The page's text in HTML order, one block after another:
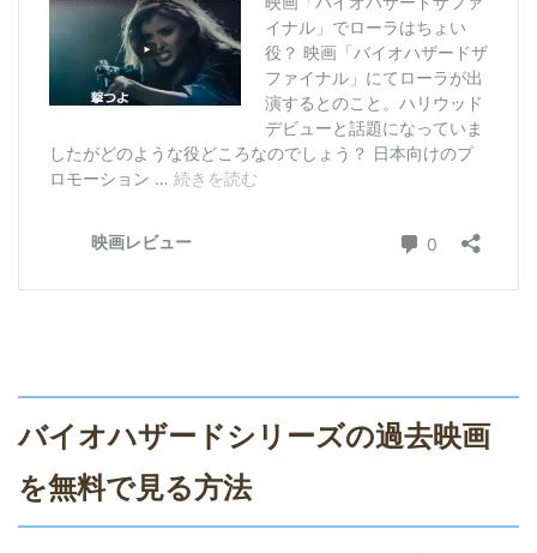
バイオハザードシリーズの過去映画
を無料で見る方法